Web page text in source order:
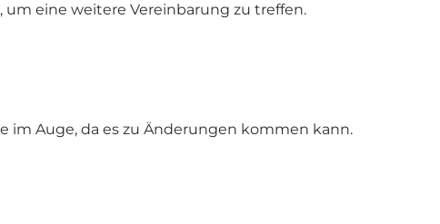
um eine weitere Vereinbarung zu treffen.
im Auge, da es zu Änderungen kommen kann.